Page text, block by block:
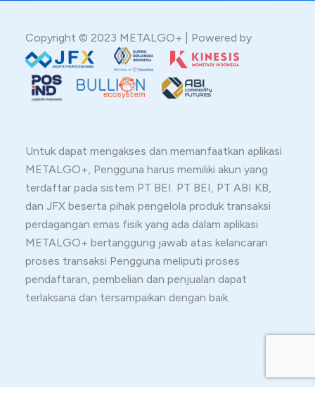
Copyright © 2023 METALGO+ | Powered by
Untuk dapat mengakses dan memanfaatkan aplikasi
METALGO+, Pengguna harus memiliki akun yang
terdaftar pada sistem PT BEI. PT BEI, PT ABI KB,
dan JFX beserta pihak pengelola produk transaksi
perdagangan emas fisik yang ada dalam aplikasi
METALGO+ bertanggung jawab atas kelancaran
proses transaksi Pengguna meliputi proses
pendaftaran, pembelian dan penjualan dapat
terlaksana dan tersampaikan dengan baik.